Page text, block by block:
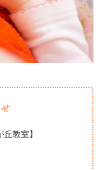
教室】